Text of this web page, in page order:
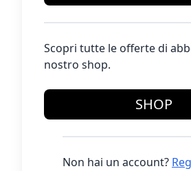
Scopri tutte le offerte di
nostro shop.
SHOP
Non hai un account?